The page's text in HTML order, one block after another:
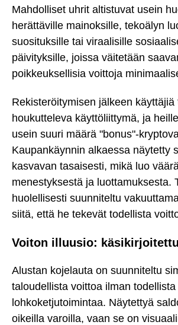
Mahdolliset uhrit altistuvat usein
herättäville mainoksille, tekoälyn
suosituksille tai viraalisille
päivityksille, joissa väitetään
poikkeuksellisia voittoja
Rekisteröitymisen jälkeen käyttäjiä
houkutteleva käyttöliittymä, ja
usein suuri määrä "bonus"-
Kaupankäynnin alkaessa näytetty
kasvavan tasaisesti, mikä luo
menestyksestä ja luottamuksesta.
huolellisesti suunniteltu
siitä, että he tekevät todellista
Voiton illuusio:
Alustan kojelauta on suunniteltu
taloudellista voittoa ilman todellista
lohkoketjutoimintaa. Näytettyä
oikeilla varoilla, vaan se on